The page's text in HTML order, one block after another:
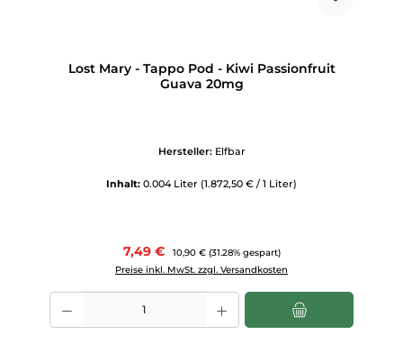
Lost Mary - Tappo Pod - Kiwi Passionfruit
Guava 20mg
Hersteller: Elfbar
Inhalt: 0.004 Liter (1.872,50 € / 1 Liter)
Verkaufspreis:
7,49 € Regulärer Preis:
10,90 € (31.28% gespart)
Preise inkl. MwSt. zzgl. Versandkosten
Produkt Anzahl: Gib den gewünschten Wert ein oder benutze die